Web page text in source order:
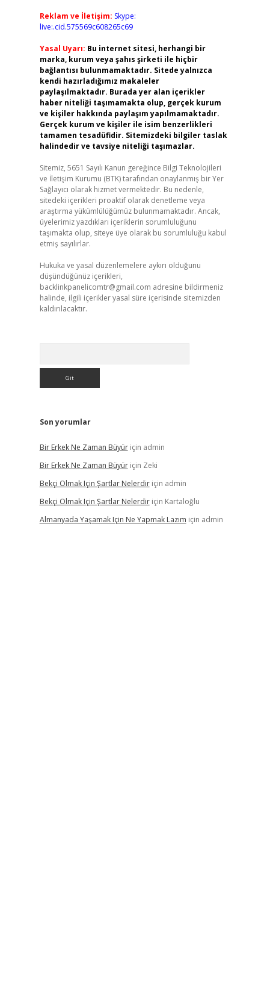
Reklam ve İletişim: Skype:
live:.cid.575569c608265c69
Yasal Uyarı: Bu internet sitesi, herhangi bir
marka, kurum veya şahıs şirketi ile hiçbir
bağlantısı bulunmamaktadır. Sitede yalnızca
kendi hazırladığımız makaleler
paylaşılmaktadır. Burada yer alan içerikler
haber niteliği taşımamakta olup, gerçek kurum
ve kişiler hakkında paylaşım yapılmamaktadır.
Gerçek kurum ve kişiler ile isim benzerlikleri
tamamen tesadüfidir. Sitemizdeki bilgiler taslak
halindedir ve tavsiye niteliği taşımazlar.
Sitemiz, 5651 Sayılı Kanun gereğince Bilgi Teknolojileri
ve İletişim Kurumu (BTK) tarafından onaylanmış bir Yer
Sağlayıcı olarak hizmet vermektedir. Bu nedenle,
sitedeki içerikleri proaktif olarak denetleme veya
araştırma yükümlülüğümüz bulunmamaktadır. Ancak,
üyelerimiz yazdıkları içeriklerin sorumluluğunu
taşımakta olup, siteye üye olarak bu sorumluluğu kabul
etmiş sayılırlar.
Hukuka ve yasal düzenlemelere aykırı olduğunu
düşündüğünüz içerikleri,
backlinkpanelicomtr@gmail.com adresine bildirmeniz
halinde, ilgili içerikler yasal süre içerisinde sitemizden
kaldırılacaktır.
Son yorumlar
Bir Erkek Ne Zaman Büyüriçin admin
Bir Erkek Ne Zaman Büyüriçin Zeki
Bekçi Olmak Için Şartlar Nelerdiriçin admin
Bekçi Olmak Için Şartlar Nelerdiriçin Kartaloğlu
Almanyada Yaşamak Için Ne Yapmak Lazım için admin